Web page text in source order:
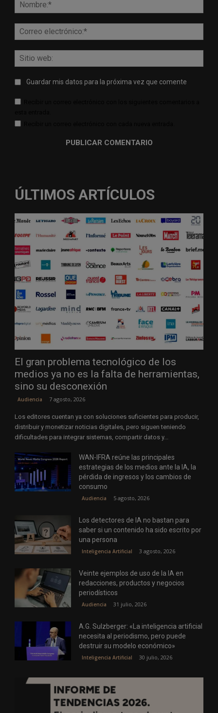
Guardar mis datos para la próxima vez que comente
ÚLTIMOS ARTÍCULOS
El gran problema tecnológico de los
medios ya no es la falta de herramientas,
sino su desconexión
Audiencia 7 agosto, 2026
Los editores cuentan ya con soluciones suficientes para producir,
distribuir y monetizar noticias digitales, pero siguen teniendo
dificultades para integrar sistemas, compartir datos y...
WAN-IFRA reúne las principales
estrategias de los medios ante la IA, la
pérdida de ingresos y los cambios de
consumo
Audiencia 5 agosto, 2026
Los detectores de IA no bastan para
saber si un contenido ha sido escrito por
una persona
Inteligencia Artificial 3 agosto, 2026
Veinte ejemplos de uso de la IA en
redacciones, productos y negocios
periodísticos
Audiencia 31 julio, 2026
A.G. Sulzberger: «La inteligencia artificial
necesita al periodismo, pero puede
destruir su modelo económico»
Inteligencia Artificial 30 julio, 2026